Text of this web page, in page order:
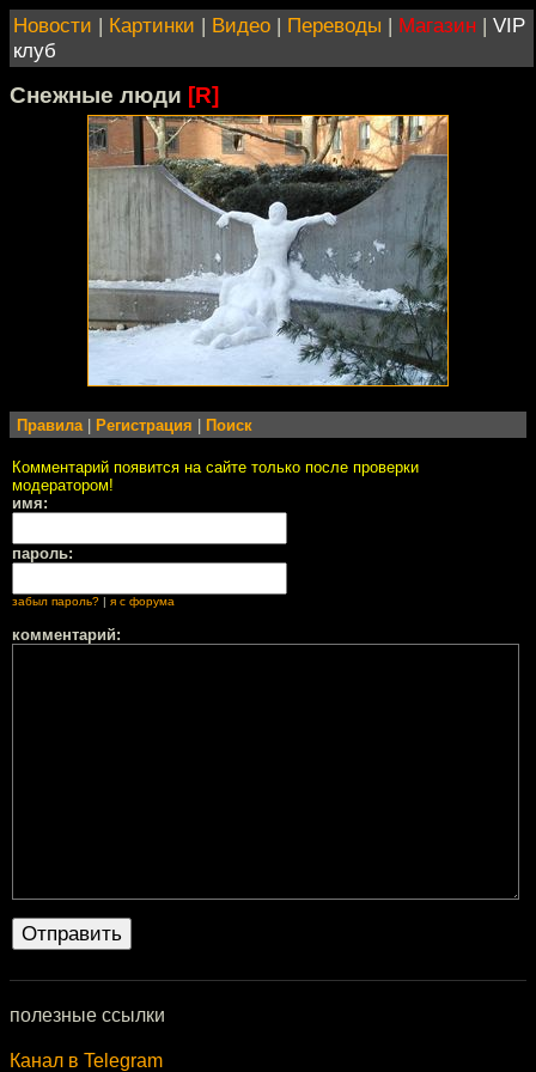
Новости | Картинки | Видео | Переводы | Магазин | VIP
клуб
Снежные люди [R]
Правила Регистрация Поиск
Комментарий появится на сайте только после проверки
модератором!
имя:
пароль:
забыл пароль? | я с форума
комментарий:
полезные ссылки
Канал в Telegram